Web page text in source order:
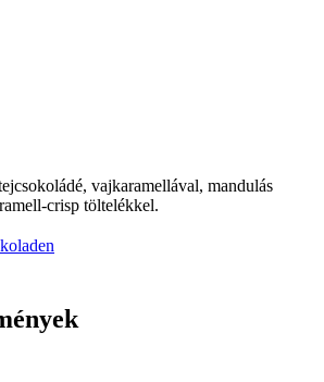
vajkaramellával, mandulás
crisp töltelékkel.